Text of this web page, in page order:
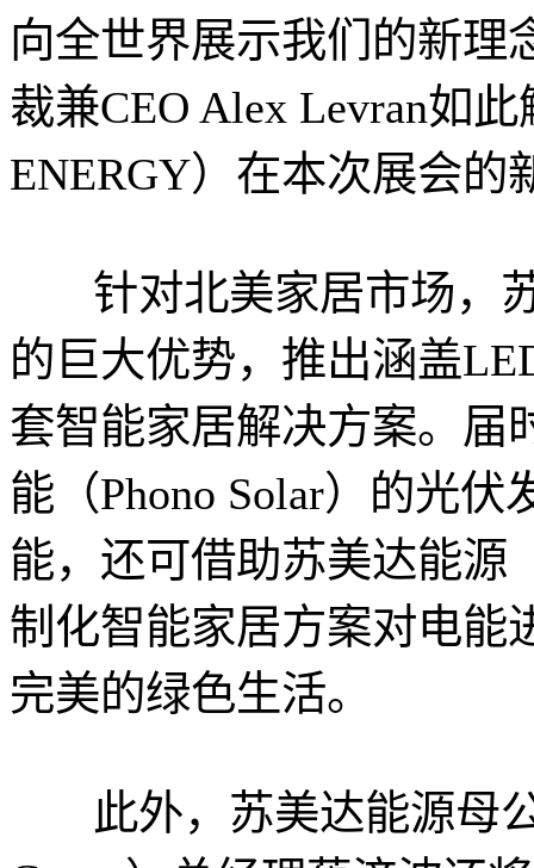
向全世界展示我们的新理
裁兼CEO Alex Levran如
ENERGY）在本次展会
针对北美家居市场，
的巨大优势，推出涵盖
套智能家居解决方案。届
能（Phono Solar）的光
能，还可借助苏美达能源
制化智能家居方案对电能
完美的绿色生活。
此外，苏美达能源母